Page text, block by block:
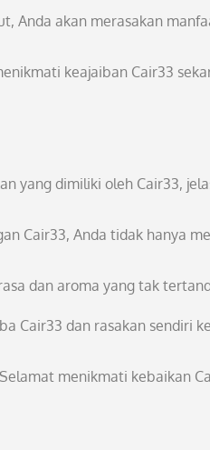
Anda akan merasakan
keajaiban Cair33
yang dimiliki oleh Cair33,
Cair33, Anda tidak hanya
dan aroma yang tak
Cair33 dan rasakan sendiri
menikmati kebaikan